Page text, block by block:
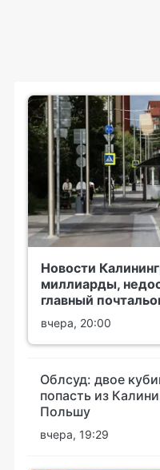
Новости
миллиарды,
главный
вчера, 20:00
Облсуд: двое
попасть из
Польшу
вчера, 19:29